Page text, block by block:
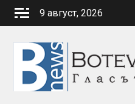
Skip
9 август, 2026